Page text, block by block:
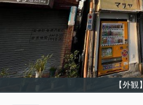
【外観】